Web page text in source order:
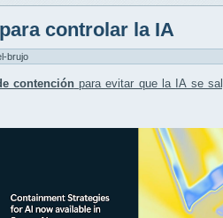
controlar la IA
brujo
contenciónpara evitar que la IA se